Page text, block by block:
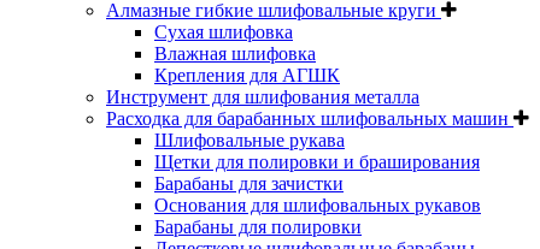
Алмазные гибкие шлифовальные круги
Cухая шлифовка
Влажная шлифовка
Крепления для АГШК
Инструмент для шлифования металла
Расходка для барабанных шлифовальных машин
Шлифовальные рукава
Щетки для полировки и браширования
Барабаны для зачистки
Основания для шлифовальных рукавов
Барабаны для полировки